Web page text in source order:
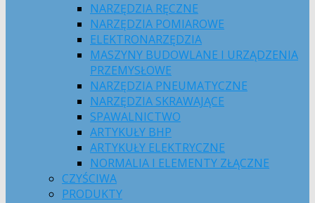
NARZĘDZIA RĘCZNE
NARZĘDZIA POMIAROWE
ELEKTRONARZĘDZIA
MASZYNY BUDOWLANE I URZĄDZENIA
PRZEMYSŁOWE
NARZĘDZIA PNEUMATYCZNE
NARZĘDZIA SKRAWAJĄCE
SPAWALNICTWO
ARTYKUŁY BHP
ARTYKUŁY ELEKTRYCZNE
NORMALIA I ELEMENTY ZŁĄCZNE
CZYŚCIWA
PRODUKTY